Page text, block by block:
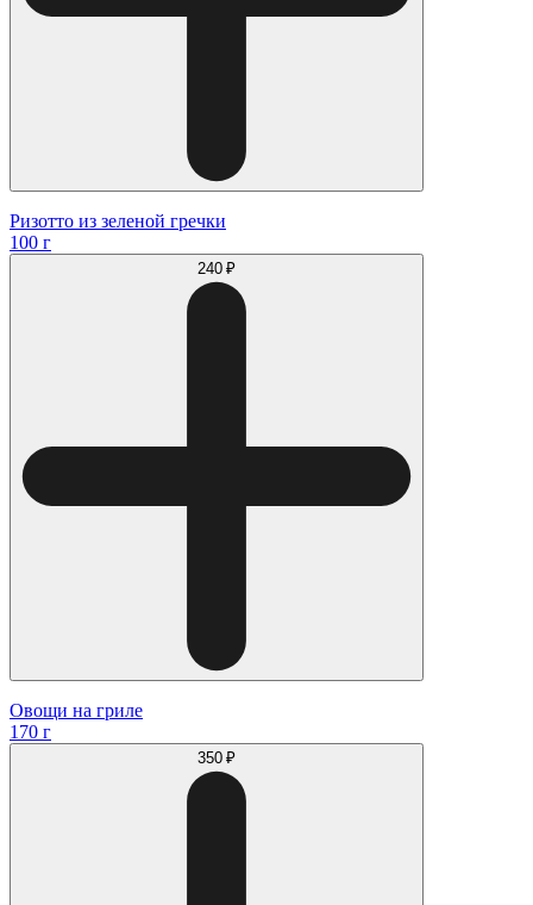
Ризотто из зеленой гречки
100 г
240 ₽
Овощи на гриле
170 г
350 ₽